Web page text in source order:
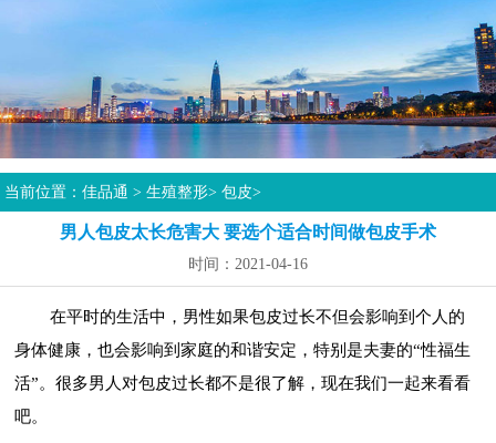
当前位置：佳品通 >生殖整形>包皮>
男人包皮太长危害大 要选个适合时间做包皮手术
时间：2021-04-16
在平时的生活中，男性如果包皮过长不但会影响到个人的
身体健康，也会影响到家庭的和谐安定，特别是夫妻的“性福生
活”。很多男人对包皮过长都不是很了解，现在我们一起来看看
吧。